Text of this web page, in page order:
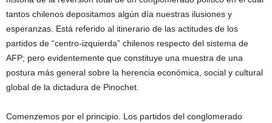
tantos chilenos depositamos algún día nuestras ilusiones y
esperanzas. Está referido al itinerario de las actitudes de los
partidos de “centro-izquierda” chilenos respecto del sistema de
AFP; pero evidentemente que constituye una muestra de una
postura más general sobre la herencia económica, social y cultural
global de la dictadura de Pinochet.
Comenzemos por el principio. Los partidos del conglomerado